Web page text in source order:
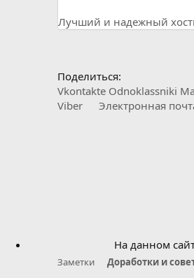
Лучший и надежный
Поделиться:
Vkontakte Odnoklassniki
Viber
Электронная
Заметки Доработки и
На данном